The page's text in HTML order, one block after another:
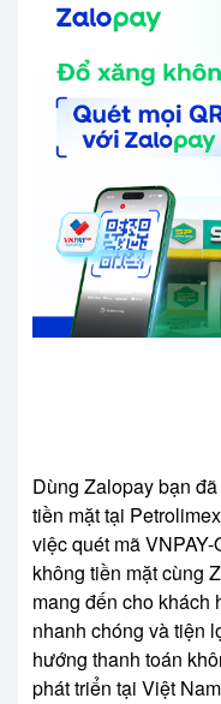
Dùng Zalopay bạn
tiền mặt tại
việc quét mã
không tiền mặt cùng
mang đến cho khách
nhanh chóng và tiện
hướng thanh toán
phát triển tại Việt